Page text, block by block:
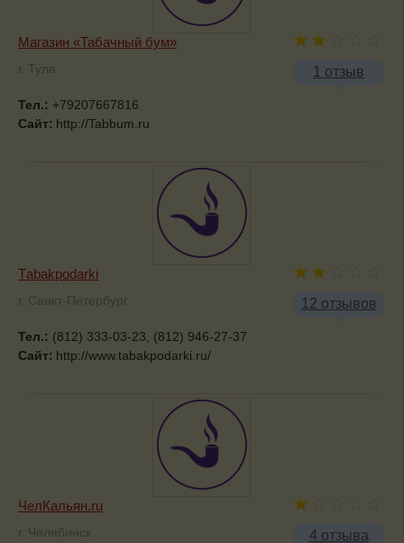
1 отзыв
Магазин «Табачный бум»
г. Тула
Тел.: +79207667816
Сайт: http://Tabbum.ru
12 отзывов
Тabakpodarki
г. Санкт-Петербург
Тел.: (812) 333-03-23, (812) 946-27-37
Сайт: http://www.tabakpodarki.ru/
4 отзыва
ЧелКальян.ru
г. Челябинск